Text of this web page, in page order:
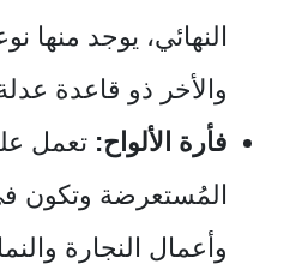
النهائي، يوجد منها
والأخر ذو قاعدة
فأرة الألواح: تعمل
المُستعرضة وتكون
وأعمال النجارة